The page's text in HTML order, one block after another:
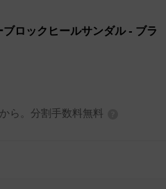
ロックヒールサンダル- ブラ
ら。分割手数料無料